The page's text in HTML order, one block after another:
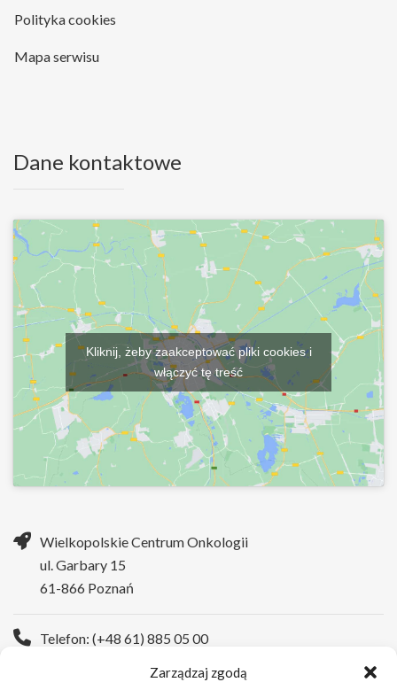
Zarządzaj zgodą
Polityka cookies
Mapa serwisu
Dane kontaktowe
Kliknij, żeby zaakceptować pliki cookies i
włączyć tę treść
Wielkopolskie Centrum Onkologii
ul. Garbary 15
61-866 Poznań
Telefon: (+48 61) 885 05 00